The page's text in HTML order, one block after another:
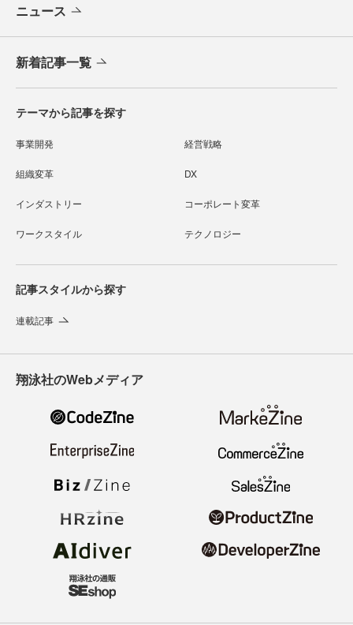
ニュース
新着記事一覧
テーマから記事を探す
事業開発 経営戦略
組織変革 DX
インダストリー コーポレート変革
ワークスタイル テクノロジー
記事スタイルから探す
連載記事
翔泳社のWebメディア